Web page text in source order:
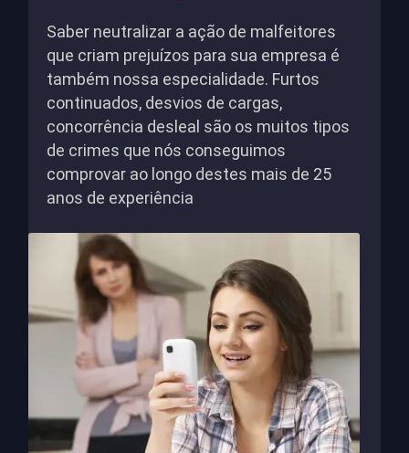
Saber neutralizar a ação de malfeitores
que criam prejuízos para sua empresa é
também nossa especialidade. Furtos
continuados, desvios de cargas,
concorrência desleal são os muitos tipos
de crimes que nós conseguimos
comprovar ao longo destes mais de 25
anos de experiência